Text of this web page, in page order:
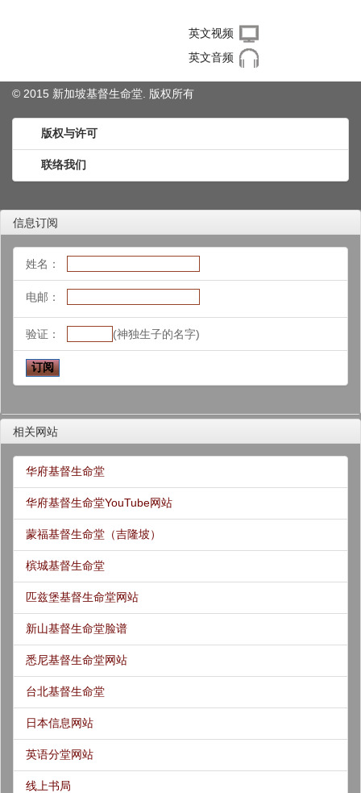
英文视频
英文音频
© 2015 新加坡基督生命堂. 版权所有
版权与许可
联络我们
信息订阅
姓名：
电邮：
验证： (神独生子的名字)
相关网站
华府基督生命堂
华府基督生命堂YouTube网站
蒙福基督生命堂（吉隆坡）
槟城基督生命堂
匹兹堡基督生命堂网站
新山基督生命堂脸谱
悉尼基督生命堂网站
台北基督生命堂
日本信息网站
英语分堂网站
线上书局